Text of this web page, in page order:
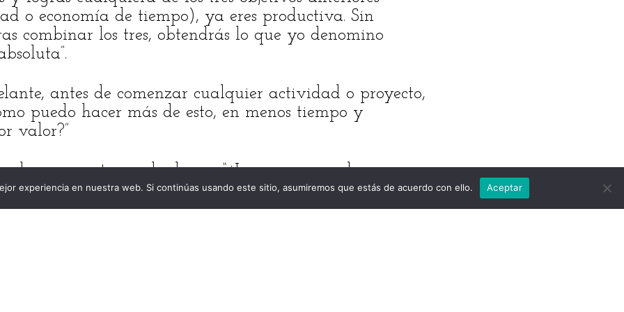
o economía de tiempo), ya eres productiva. Sin
combinar los tres, obtendrás lo que yo denomino
antes de comenzar cualquier actividad o proyecto,
puedo hacer más de esto, en menos tiempo y
valor?”
que te puedes hacer: “¿La manera en la que
productividad absoluta?” Si no es así, ¿cómo puedes
experiencia en nuestra web. Si continúas usando este sitio, asumiremos que estás de acuerdo con ello. Aceptar